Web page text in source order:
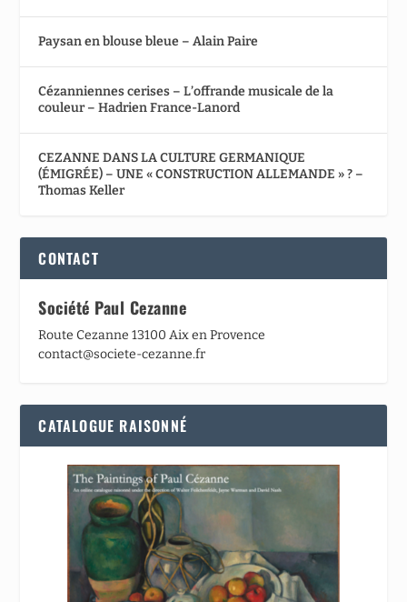
Paysan en blouse bleue – Alain Paire
Cézanniennes cerises – L’offrande musicale de la
couleur – Hadrien France-Lanord
CEZANNE DANS LA CULTURE GERMANIQUE
(ÉMIGRÉE) – UNE « CONSTRUCTION ALLEMANDE » ? –
Thomas Keller
CONTACT
Société Paul Cezanne
Route Cezanne 13100 Aix en Provence
contact@societe-cezanne.fr
CATALOGUE RAISONNÉ